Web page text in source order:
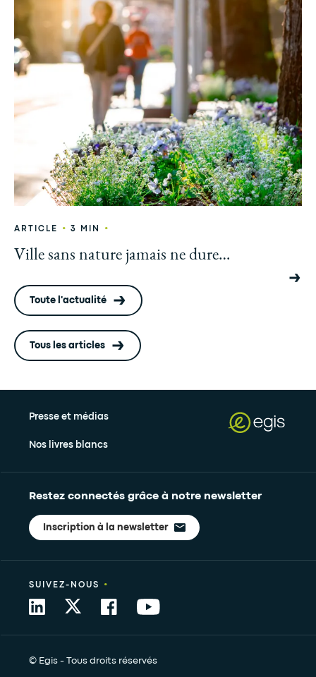
ARTICLE • 3 MIN •
Ville sans nature jamais ne dure…
Toute l'actualité
Tous les articles
Presse et médias
Nos livres blancs
Restez connectés grâce à notre newsletter
Inscription à la newsletter
© Egis - Tous droits réservés
SUIVEZ-NOUS •